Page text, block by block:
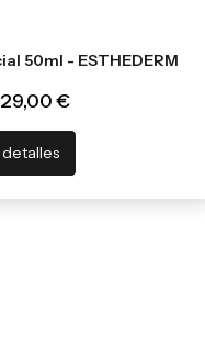
50ml - ESTHEDERM
29,00 €
detalles